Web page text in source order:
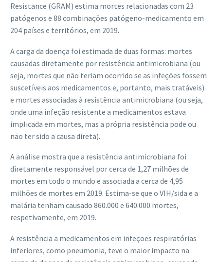
Resistance (GRAM) estima mortes relacionadas com 23
patógenos e 88 combinações patógeno-medicamento em
204 países e territórios, em 2019.
A carga da doença foi estimada de duas formas: mortes
causadas diretamente por resistência antimicrobiana (ou
seja, mortes que não teriam ocorrido se as infeções fossem
suscetíveis aos medicamentos e, portanto, mais tratáveis)
e mortes associadas à resistência antimicrobiana (ou seja,
onde uma infeção resistente a medicamentos estava
implicada em mortes, mas a própria resistência pode ou
não ter sido a causa direta).
A análise mostra que a resistência antimicrobiana foi
diretamente responsável por cerca de 1,27 milhões de
mortes em todo o mundo e associada a cerca de 4,95
milhões de mortes em 2019. Estima-se que o VIH/sida e a
malária tenham causado 860.000 e 640.000 mortes,
respetivamente, em 2019.
A resistência a medicamentos em infeções respiratórias
inferiores, como pneumonia, teve o maior impacto na